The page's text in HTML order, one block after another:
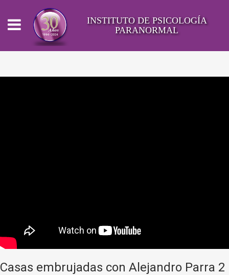
INSTITUTO DE PSICOLOGÍA
PARANORMAL
Casas embrujadas con Alejandro Parra 2